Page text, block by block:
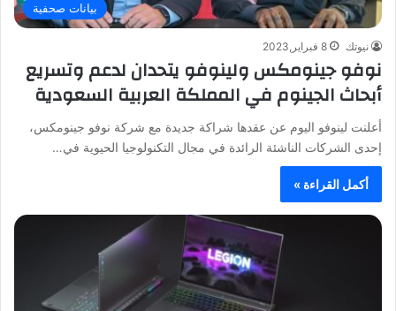
بيانات صحفية
نيوتك 8 فبراير,2023
نوفو جينومكس ولينوفو يتحدان لدعم وتسريع
أبحاث الجينوم في المملكة العربية السعودية
أعلنت لينوفو اليوم عن عقدها شراكة جديدة مع شركة نوفو جينومكس،
إحدى الشركات الناشئة الرائدة في مجال التكنولوجيا الحيوية في…
أكمل القراءة »